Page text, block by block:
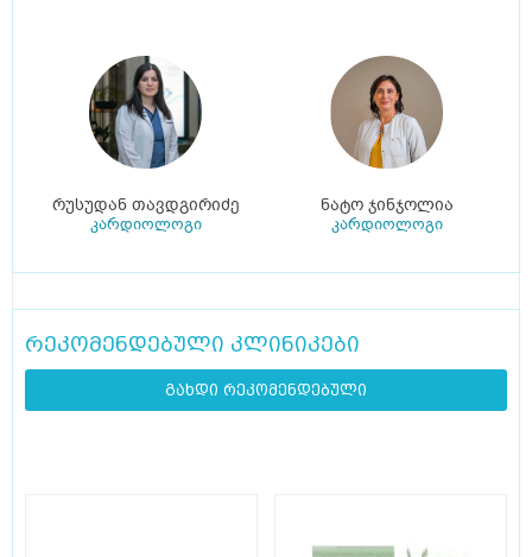
რუსუდან თავდგირიძე
კარდიოლოგი
ნატო ჯინჯოლია
კარდიოლოგი
რეკომენდებული კლინიკები
გახდი რეკომენდებული